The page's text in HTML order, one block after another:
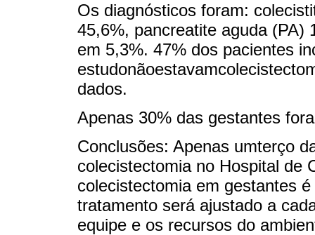
Os diagnósticos foram:
45,6%, pancreatite aguda (PA)
em 5,3%. 47% dos pacientes
dados.
Apenas 30% das gestantes
Conclusões: Apenas umterço
colecistectomia no Hospital de
colecistectomia em gestantes
tratamento será ajustado a
equipe e os recursos do